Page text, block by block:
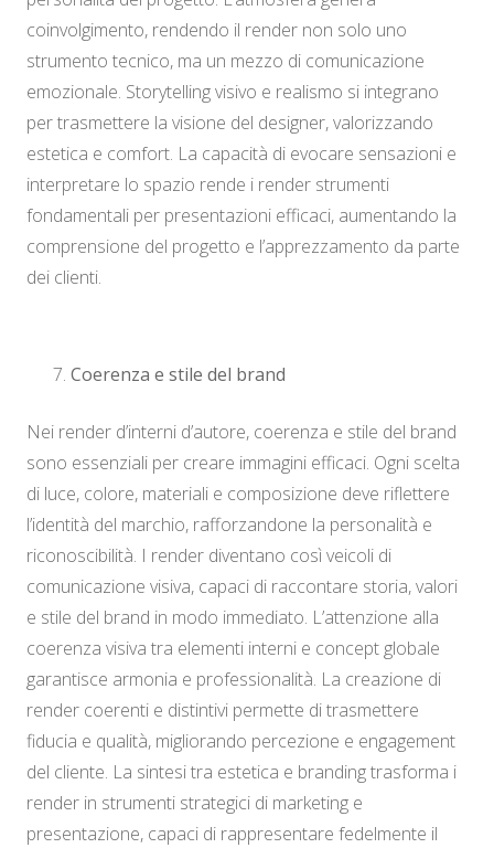
coinvolgimento, rendendo il render non solo uno
strumento tecnico, ma un mezzo di comunicazione
emozionale. Storytelling visivo e realismo si integrano
per trasmettere la visione del designer, valorizzando
estetica e comfort. La capacità di evocare sensazioni e
interpretare lo spazio rende i render strumenti
fondamentali per presentazioni efficaci, aumentando la
comprensione del progetto e l’apprezzamento da parte
dei clienti.
Coerenza e stile del brand
Nei render d’interni d’autore, coerenza e stile del brand
sono essenziali per creare immagini efficaci. Ogni scelta
di luce, colore, materiali e composizione deve riflettere
l’identità del marchio, rafforzandone la personalità e
riconoscibilità. I render diventano così veicoli di
comunicazione visiva, capaci di raccontare storia, valori
e stile del brand in modo immediato. L’attenzione alla
coerenza visiva tra elementi interni e concept globale
garantisce armonia e professionalità. La creazione di
render coerenti e distintivi permette di trasmettere
fiducia e qualità, migliorando percezione e engagement
del cliente. La sintesi tra estetica e branding trasforma i
render in strumenti strategici di marketing e
presentazione, capaci di rappresentare fedelmente il